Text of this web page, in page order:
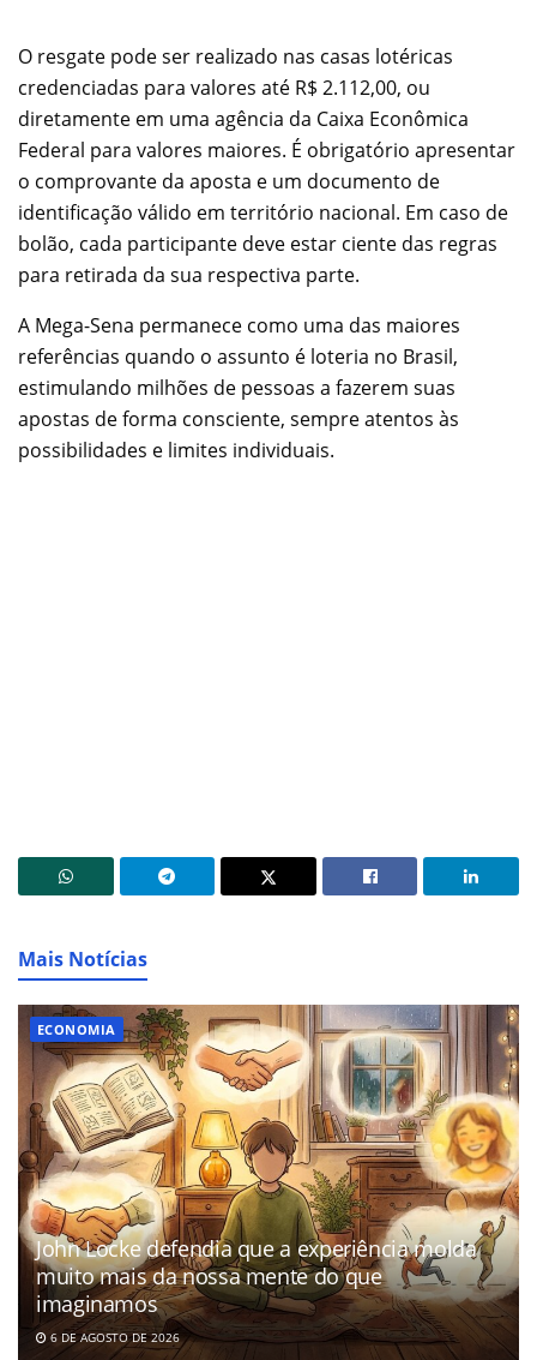
O resgate pode ser realizado nas casas lotéricas
credenciadas para valores até R$ 2.112,00, ou
diretamente em uma agência da Caixa Econômica
Federal para valores maiores. É obrigatório apresentar
o comprovante da aposta e um documento de
identificação válido em território nacional. Em caso de
bolão, cada participante deve estar ciente das regras
para retirada da sua respectiva parte.
A Mega-Sena permanece como uma das maiores
referências quando o assunto é loteria no Brasil,
estimulando milhões de pessoas a fazerem suas
apostas de forma consciente, sempre atentos às
possibilidades e limites individuais.
Mais Notícias
ECONOMIA
John Locke defendia que a experiência molda
muito mais da nossa mente do que
imaginamos
6 DE AGOSTO DE 2026